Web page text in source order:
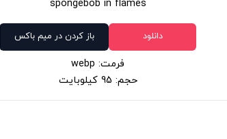
spongebob in flames
دانلود باز کردن در میم باکس
فرمت: webp
حجم: 95 کیلوبایت